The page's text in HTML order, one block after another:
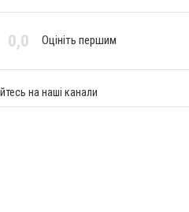
0,0 Оцініть першим
на наші канали